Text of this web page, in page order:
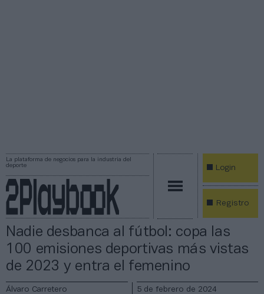
La plataforma de negocios para la industria del
deporte
Login
Registro
Nadie desbanca al fútbol: copa las
100 emisiones deportivas más vistas
de 2023 y entra el femenino
Álvaro Carretero 5 de febrero de 2024